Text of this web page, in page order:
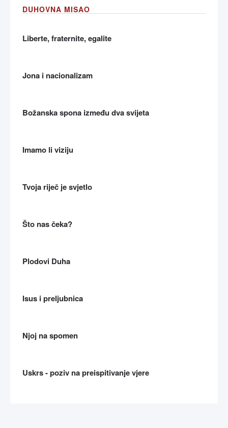
DUHOVNA MISAO
Liberte, fraternite, egalite
Jona i nacionalizam
Božanska spona između dva svijeta
Imamo li viziju
Tvoja riječ je svjetlo
Što nas čeka?
Plodovi Duha
Isus i preljubnica
Njoj na spomen
Uskrs - poziv na preispitivanje vjere